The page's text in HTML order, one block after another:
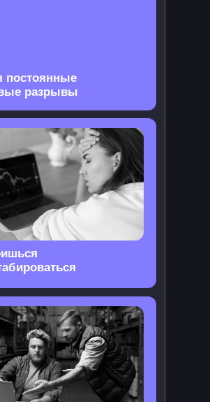
постоянные
разрывы